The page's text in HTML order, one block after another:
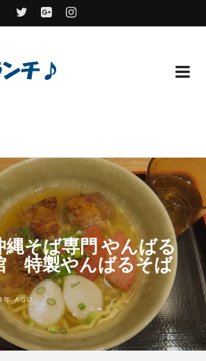
そば専門 やんばる
特製やんばるそば
AGO